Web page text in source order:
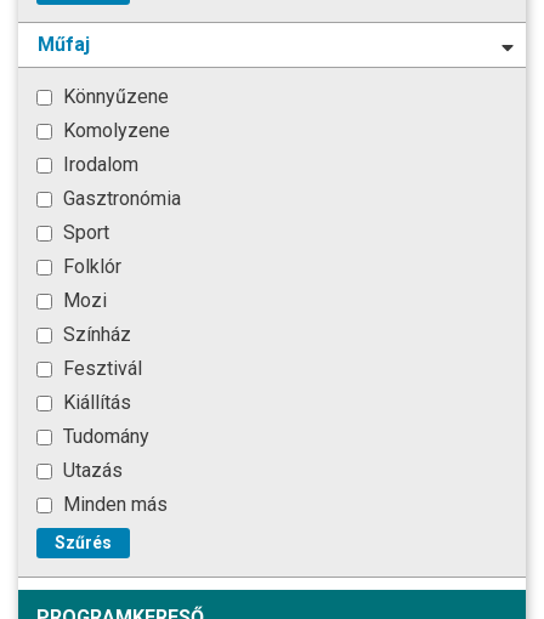
Műfaj
Könnyűzene
Komolyzene
Irodalom
Gasztronómia
Sport
Folklór
Mozi
Színház
Fesztivál
Kiállítás
Tudomány
Utazás
Minden más
Szűrés